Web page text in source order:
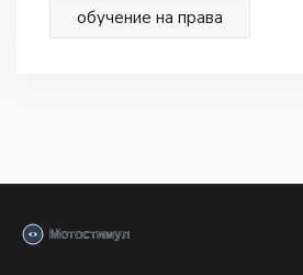
обучение на права